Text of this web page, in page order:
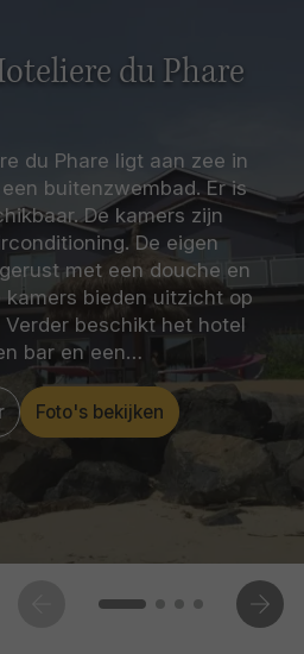
du Phare
du Phare ligt aan zee in
buitenzwembad. Er is
De kamers zijn
De eigen
met een douche en
kamers bieden uitzicht op
beschikt het hotel
bar en een…
Foto's bekijken